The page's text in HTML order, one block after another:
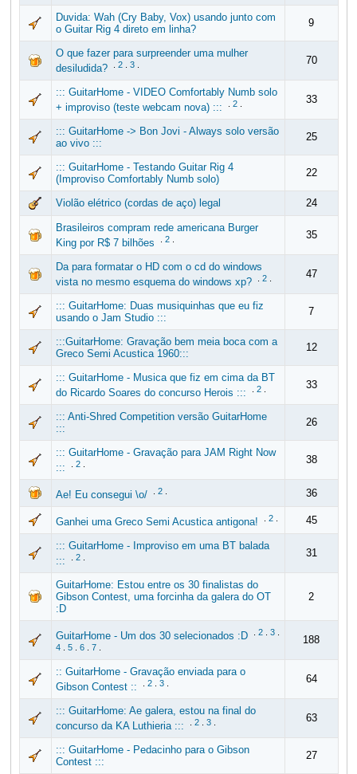
Duvida: Wah (Cry Baby, Vox) usando junto com
o Guitar Rig 4 direto em linha?
9
O que fazer para surpreender uma mulher
desiludida?
2. 3. 70
::: GuitarHome - VIDEO Comfortably Numb solo
+ improviso (teste webcam nova) :::
2. 33
::: GuitarHome -> Bon Jovi - Always solo versão
ao vivo :::
25
::: GuitarHome - Testando Guitar Rig 4
(Improviso Comfortably Numb solo)
22
Violão elétrico (cordas de aço) legal 24
Brasileiros compram rede americana Burger
King por R$ 7 bilhões
2. 35
Da para formatar o HD com o cd do windows
vista no mesmo esquema do windows xp?
2. 47
::: GuitarHome: Duas musiquinhas que eu fiz
usando o Jam Studio :::
7
:::GuitarHome: Gravação bem meia boca com a
Greco Semi Acustica 1960:::
12
::: GuitarHome - Musica que fiz em cima da BT
do Ricardo Soares do concurso Herois :::
2. 33
::: Anti-Shred Competition versão GuitarHome
:::
26
::: GuitarHome - Gravação para JAM Right Now
:::
2. 38
Ae! Eu consegui \o/ 2. 36
Ganhei uma Greco Semi Acustica antigona! 2. 45
::: GuitarHome - Improviso em uma BT balada
:::
2. 31
GuitarHome: Estou entre os 30 finalistas do
Gibson Contest, uma forcinha da galera do OT
:D
2
GuitarHome - Um dos 30 selecionados :D 2. 3.
4. 5. 6. 7.
188
:: GuitarHome - Gravação enviada para o
Gibson Contest ::
2. 3. 64
::: GuitarHome: Ae galera, estou na final do
concurso da KA Luthieria :::
2. 3. 63
::: GuitarHome - Pedacinho para o Gibson
Contest :::
27